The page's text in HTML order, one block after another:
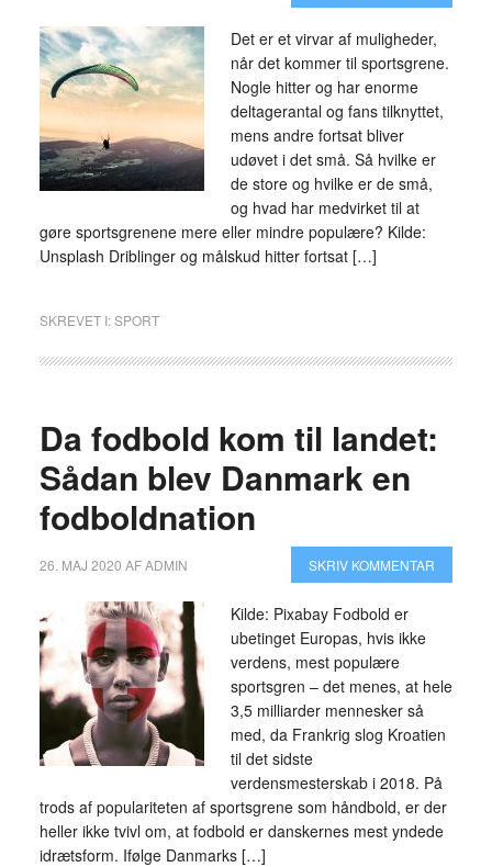
Det er et virvar af muligheder,
når det kommer til sportsgrene.
Nogle hitter og har enorme
deltagerantal og fans tilknyttet,
mens andre fortsat bliver
udøvet i det små. Så hvilke er
de store og hvilke er de små,
og hvad har medvirket til at
gøre sportsgrenene mere eller mindre populære? Kilde:
Unsplash Driblinger og målskud hitter fortsat […]
SKREVET I:SPORT
Da fodbold kom til landet:
Sådan blev Danmark en
fodboldnation
26. MAJ 2020 AFADMIN SKRIV KOMMENTAR
Kilde: Pixabay Fodbold er
ubetinget Europas, hvis ikke
verdens, mest populære
sportsgren – det menes, at hele
3,5 milliarder mennesker så
med, da Frankrig slog Kroatien
til det sidste
verdensmesterskab i 2018. På
trods af populariteten af sportsgrene som håndbold, er der
heller ikke tvivl om, at fodbold er danskernes mest yndede
idrætsform. Ifølge Danmarks […]